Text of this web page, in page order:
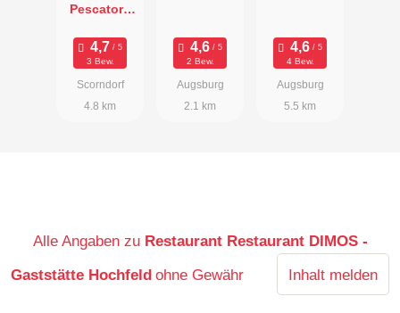
Pescatore
Events
Hochzeiten
3 Bew.
Scorndorf
4.8 km
2 Bew.
Augsburg
2.1 km
4 Bew.
Augsburg
5.5 km
Alle Angaben zu Restaurant Restaurant DIMOS -
Gaststätte Hochfeld ohne Gewähr Inhalt melden